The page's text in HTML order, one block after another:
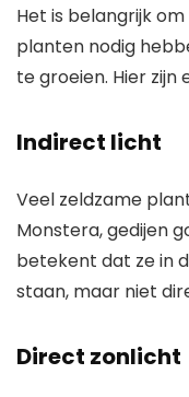
Het is belangrijk
planten nodig
te groeien. Hier
Indirect licht
Veel zeldzame
Monstera, gedijen
betekent dat ze in
staan, maar niet
Direct zonlicht